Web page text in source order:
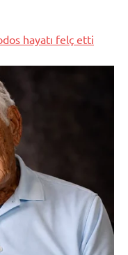
hayatı felç etti